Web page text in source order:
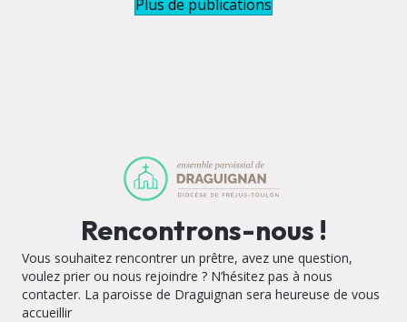
Plus de publications
Rencontrons-nous !
Vous souhaitez rencontrer un prêtre, avez une question,
voulez prier ou nous rejoindre ? N’hésitez pas à nous
contacter. La paroisse de Draguignan sera heureuse de vous
accueillir